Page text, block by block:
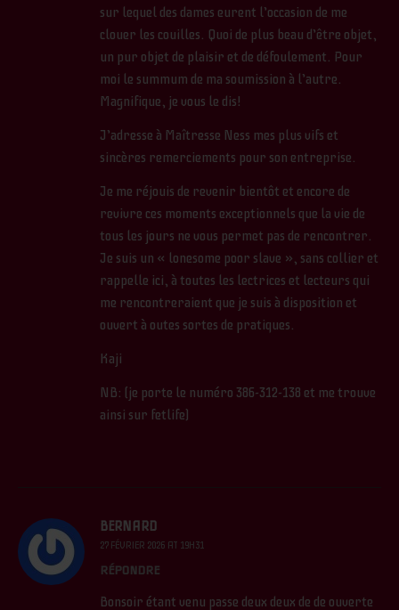
sur lequel des dames eurent l’occasion de me
clouer les couilles. Quoi de plus beau d’être objet,
un pur objet de plaisir et de défoulement. Pour
moi le summum de ma soumission à l’autre.
Magnifique, je vous le dis!
J’adresse à Maîtresse Ness mes plus vifs et
sincères remerciements pour son entreprise.
Je me réjouis de revenir bientôt et encore de
revivre ces moments exceptionnels que la vie de
tous les jours ne vous permet pas de rencontrer.
Je suis un « lonesome poor slave », sans collier et
rappelle ici, à toutes les lectrices et lecteurs qui
me rencontreraient que je suis à disposition et
ouvert à outes sortes de pratiques.
Kaji
NB: (je porte le numéro 386-312-138 et me trouve
ainsi sur fetlife)
BERNARD
27 FÉVRIER 2026 AT 19H31
RÉPONDRE
Bonsoir étant venu passe deux deux de de ouverte